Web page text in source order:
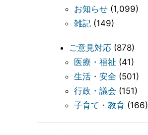
お知らせ (1,099)
雑記 (149)
ご意見対応 (878)
医療・福祉 (41)
生活・安全 (501)
行政・議会 (151)
子育て・教育 (166)